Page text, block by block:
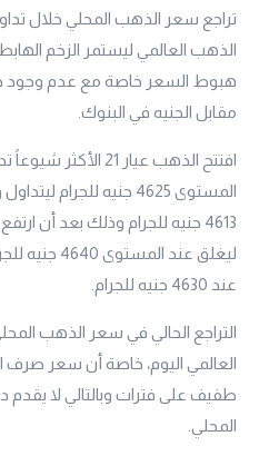
تراجع سعر الذهب المحلي خلال
الذهب العالمي ليستمر الزخم
هبوط السعر خاصة مع عدم وجود
مقابل الجنيه في البنوك.
افتتح الذهب عيار 21
الأكثر شيوعاً
المستوى 4625 جنيه
ليغلق عند
عند 4630 جنيه للجرام.
التراجع الحالي في سعر الذهب
العالمي اليوم، خاصة أن سعر صرف
طفيف على فترات وبالتالي لا
المحلي.